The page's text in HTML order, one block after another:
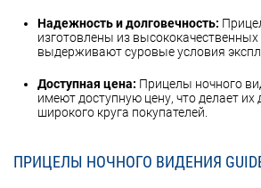
Надежность и долговечность:
изготовлены из
выдерживают суровые условия
Доступная цена: Прицелы ночного
имеют доступную цену, что делает
широкого круга покупателей.
ПРИЦЕЛЫ НОЧНОГО ВИДЕНИЯ